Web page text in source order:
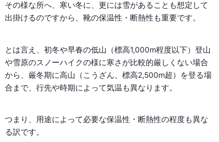
その様な所へ、寒い冬に、更には雪があることも想定して
出掛けるのですから、靴の保温性・断熱性も重要です。
とは言え、初冬や早春の低山（標高1,000m程度以下）登山
や雪原のスノーハイクの様に寒さが比較的厳しくない場合
から、厳冬期に高山（こうざん、標高2,500m超）を登る場
合まで、行先や時期によって気温も異なります。
つまり、用途によって必要な保温性・断熱性の程度も異な
る訳です。